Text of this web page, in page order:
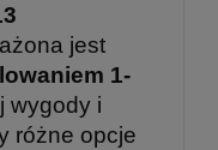
jest
1-
wygody i
różne opcje